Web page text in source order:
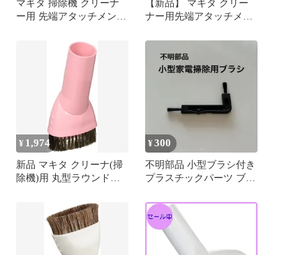
マキタ 掃除機 クリーナ
ー用 先端アタッチメント
65947 A-65925 ホワイト
棚ブラシ ラウンドブラシ
フレキシブルホース スノ
ーホワイト makita cl107
cl108 クリーナー そうじ
き ノズル セット
【新品】 マキタ クリー
ナー用先端アタッチメン
色)セット ラウンドブラ
シ A-65947 + 棚ブラシ A-
65931 + フレキシブルホ
¥ 1,974
新品 マキタ クリーナ(掃
除機)用 丸型ラウンドブ
¥300
不明部品 小型ブラシ付き
プラスチックパーツ ブラ